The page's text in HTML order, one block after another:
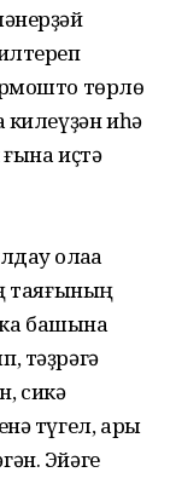
төрлө
килеүҙән иһә
ғына иҫтә
ҡолаҡҡа
таяғының
башына
тәҙрәгә
сикә
түгел, арыҡ
Эйәге